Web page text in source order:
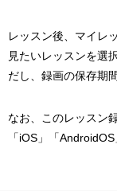
レッスン後、マイレ
見たいレッスンを選
だし、録画の保存期
なお、このレッスン
「iOS」「